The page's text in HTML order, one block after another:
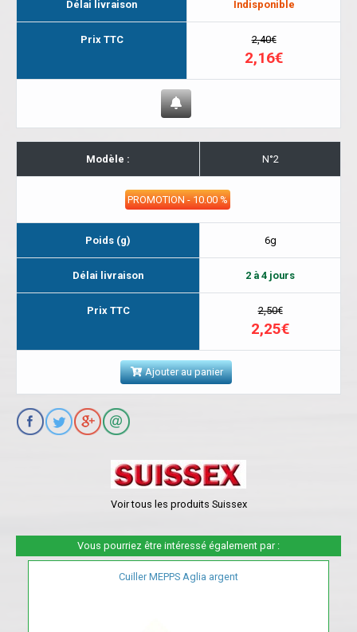
Délai livraison Indisponible
Prix TTC 2,40€
2,16€
Modèle : N°2
PROMOTION - 10.00 %
Poids (g) 6g
Délai livraison 2 à 4 jours
Prix TTC 2,50€
2,25€
Ajouter au panier
Voir tous les produits Suissex
Vous pourriez être intéressé également par :
Cuiller MEPPS Aglia argent